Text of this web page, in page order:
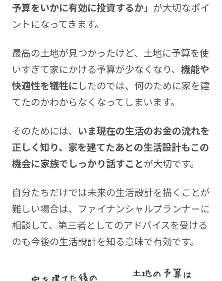
予算をいかに有効に投資するか」が大切なポイ
ントになってきます。
最高の土地が見つかったけど、土地に予算を使
いすぎて家にかける予算が少なくなり、 機能や
快適性を犠牲にしたのでは、何のために家を建
てたのかわからなくなってしまいます。
そのためには、 いま現在の生活のお金の流れを
正しく知り、家を建てたあとの生活設計もこの
機会に家族でしっかり話すことが大切です。
自分たちだけでは未来の生活設計を描くことが
難しい場合は、ファイナンシャルプランナーに
相談して、第三者としてのアドバイスを受ける
のも今後の生活設計を知る意味で有効です。